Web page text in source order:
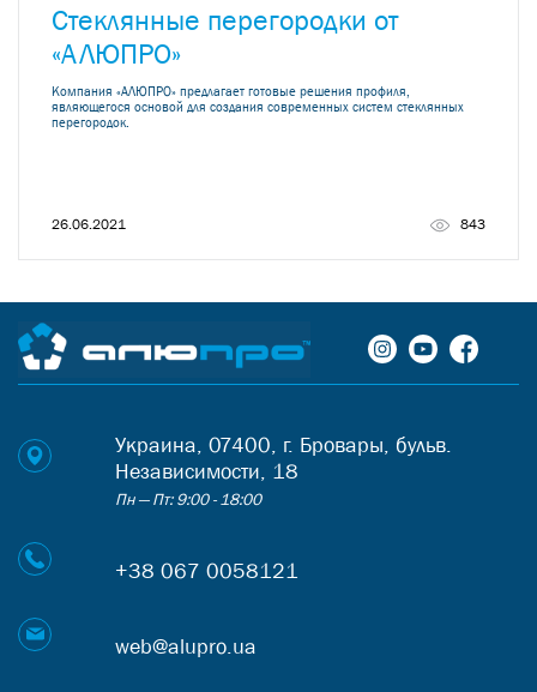
Стеклянные перегородки от
«АЛЮПРО»
Компания «АЛЮПРО» предлагает готовые решения профиля,
являющегося основой для создания современных систем стеклянных
перегородок.
26.06.2021 843
Украина, 07400, г. Бровары, бульв.
Независимости, 18
Пн — Пт: 9:00 - 18:00
+38 067 0058121
web@alupro.ua